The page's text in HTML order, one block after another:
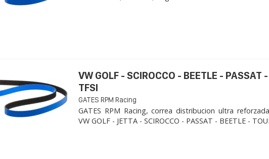
VW GOLF - SCIROCCO - BEETLE - PASSAT
TFSI
GATES RPM Racing
GATES RPM Racing, correa distribucion ultra
VW GOLF - JETTA - SCIROCCO - PASSAT - BEETLE -